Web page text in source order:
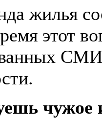
жилья
этот
чужое